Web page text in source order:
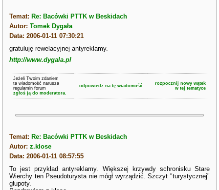
Temat: Re: Bacówki PTTK w Beskidach
Autor:Tomek Dygała
Data: 2006-01-11 07:30:21
gratuluję rewelacyjnej antyreklamy.
http://www.dygala.pl
Jeżeli Twoim zdaniem
ta wiadomość narusza
regulamin forum
zgłoś ją do moderatora.
odpowiedz na tę wiadomość
rozpocznij nowy wątek
w tej tematyce
Temat: Re: Bacówki PTTK w Beskidach
Autor:z.klose
Data: 2006-01-11 08:57:55
To jest przykład antyreklamy. Większej krzywdy schronisku Stare
Wierchy ten Pseudoturysta nie mógł wyrządzić. Szczyt "turystycznej"
głupoty.